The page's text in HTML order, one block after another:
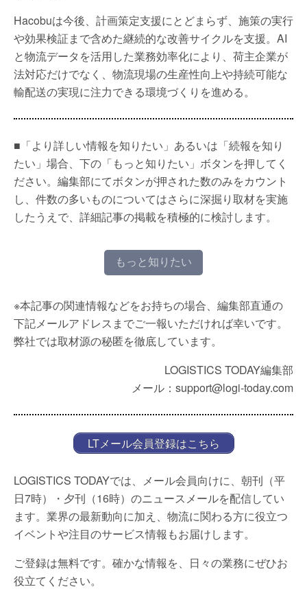
Hacobuは今後、計画策定支援にとどまらず、施策の実行
や効果検証まで含めた継続的な改善サイクルを支援。AI
と物流データを活用した業務効率化により、荷主企業が
法対応だけでなく、物流現場の生産性向上や持続可能な
輸配送の実現に注力できる環境づくりを進める。
■「より詳しい情報を知りたい」あるいは「続報を知り
たい」場合、下の「もっと知りたい」ボタンを押してく
ださい。編集部にてボタンが押された数のみをカウント
し、件数の多いものについてはさらに深掘り取材を実施
したうえで、詳細記事の掲載を積極的に検討します。
もっと知りたい
※本記事の関連情報などをお持ちの場合、編集部直通の
下記メールアドレスまでご一報いただければ幸いです。
弊社では取材源の秘匿を徹底しています。
LOGISTICS TODAY編集部
メール：support@logi-today.com
LTメール会員登録はこちら
LOGISTICS TODAYでは、メール会員向けに、朝刊（平
日7時）・夕刊（16時）のニュースメールを配信してい
ます。業界の最新動向に加え、物流に関わる方に役立つ
イベントや注目のサービス情報もお届けします。
ご登録は無料です。確かな情報を、日々の業務にぜひお
役立てください。